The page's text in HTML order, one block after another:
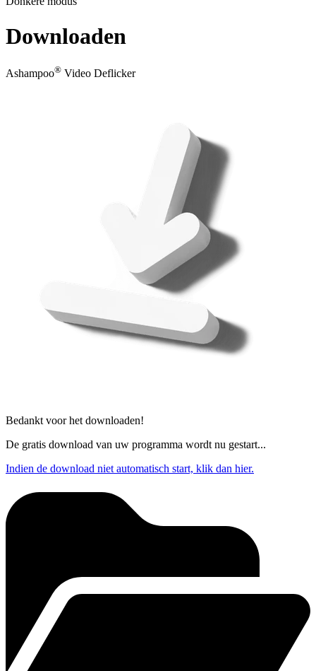
Downloaden
Ashampoo® Video Deflicker
Bedankt voor het downloaden!
De gratis download van uw programma wordt nu gestart...
Indien de download niet automatisch start, klik dan hier.